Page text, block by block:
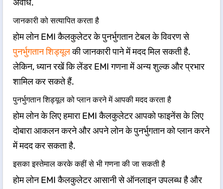
अवधि.
जानकारी को सत्यापित करता है
होम लोन EMI कैलकुलेटर के पुनर्भुगतान टेबल के विवरण से
पुनर्भुगतान शिड्यूलकी जानकारी पाने में मदद मिल सकती है.
लेकिन, ध्यान रखें कि लेंडर EMI गणना में अन्य शुल्क और प्रभार
शामिल कर सकते हैं.
पुनर्भुगतान शिड्यूल को प्लान करने में आपकी मदद करता है
होम लोन के लिए हमारा EMI कैलकुलेटर आपको फाइनेंस के लिए
दोबारा आकलन करने और अपने लोन के पुनर्भुगतान को प्लान करने
में मदद कर सकता है.
इसका इस्तेमाल करके कहीं से भी गणना की जा सकती है
होम लोन EMI कैलकुलेटर आसानी से ऑनलाइन उपलब्ध है और